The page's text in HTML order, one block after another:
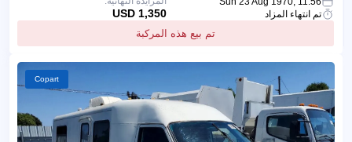
تم انتهاء المزاد
تم بيع هذه المركبة
1,350 USD
Copart